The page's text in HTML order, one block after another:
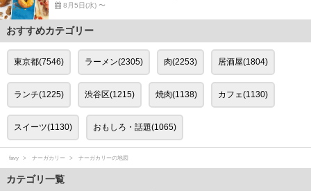
8月5日(水) 〜
おすすめカテゴリー
東京都(7546) ラーメン(2305) 肉(2253) 居酒屋(1804)
ランチ(1225) 渋谷区(1215) 焼肉(1138) カフェ(1130)
スイーツ(1130) おもしろ・話題(1065)
favy ナーガカリー ナーガカリーの地図
カテゴリ一覧